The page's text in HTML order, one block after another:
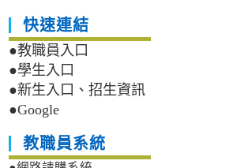
快速連結
●教職員入口
●學生入口
●新生入口、招生資訊
●Google
教職員系統